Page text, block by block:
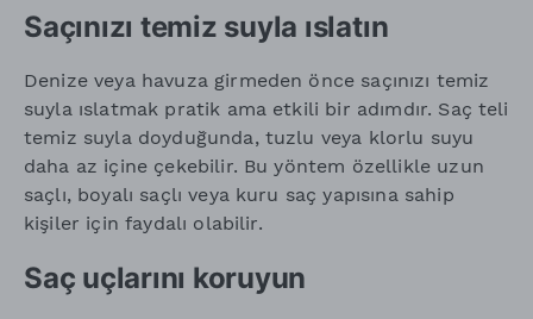
Saçınızı temiz suyla ıslatın
Denize veya havuza girmeden önce saçınızı temiz
suyla ıslatmak pratik ama etkili bir adımdır. Saç teli
temiz suyla doyduğunda, tuzlu veya klorlu suyu
daha az içine çekebilir. Bu yöntem özellikle uzun
saçlı, boyalı saçlı veya kuru saç yapısına sahip
kişiler için faydalı olabilir.
Saç uçlarını koruyun